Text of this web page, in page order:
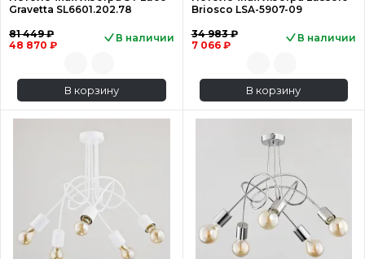
Gravetta SL6601.202.78
81 449 ₽
48 870 ₽
В наличии
В корзину
Briosco LSA-5907-09
34 983 ₽
7 066 ₽
В наличии
В корзину